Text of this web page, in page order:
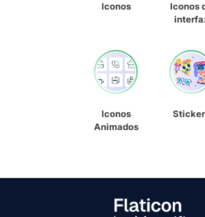
Iconos
Iconos
Iconos
Animados